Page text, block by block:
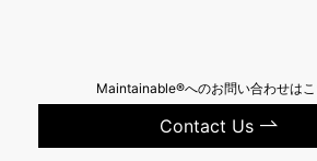
Maintainable®へのお問い合わせはこ
Contact Us